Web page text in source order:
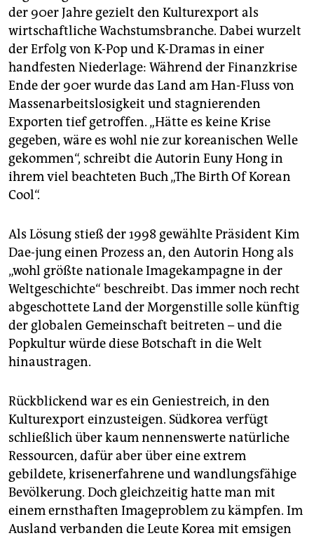
der 90er Jahre gezielt den Kulturexport als
wirtschaftliche Wachstumsbranche. Dabei wurzelt
der Erfolg von K-Pop und K-Dramas in einer
handfesten Niederlage: Während der Finanzkrise
Ende der 90er wurde das Land am Han-Fluss von
Massenarbeitslosigkeit und stagnierenden
Exporten tief getroffen. „Hätte es keine Krise
gegeben, wäre es wohl nie zur koreanischen Welle
gekommen“, schreibt die Autorin Euny Hong in
ihrem viel beachteten Buch „The Birth Of Korean
Cool“.
Als Lösung stieß der 1998 gewählte Präsident Kim
Dae-jung einen Prozess an, den Autorin Hong als
„wohl größte nationale Imagekampagne in der
Weltgeschichte“ beschreibt. Das immer noch recht
abgeschottete Land der Morgenstille solle künftig
der globalen Gemeinschaft beitreten – und die
Popkultur würde diese Botschaft in die Welt
hinaustragen.
Rückblickend war es ein Geniestreich, in den
Kulturexport einzusteigen. Südkorea verfügt
schließlich über kaum nennenswerte natürliche
Ressourcen, dafür aber über eine extrem
gebildete, krisenerfahrene und wandlungsfähige
Bevölkerung. Doch gleichzeitig hatte man mit
einem ernsthaften Imageproblem zu kämpfen. Im
Ausland verbanden die Leute Korea mit emsigen